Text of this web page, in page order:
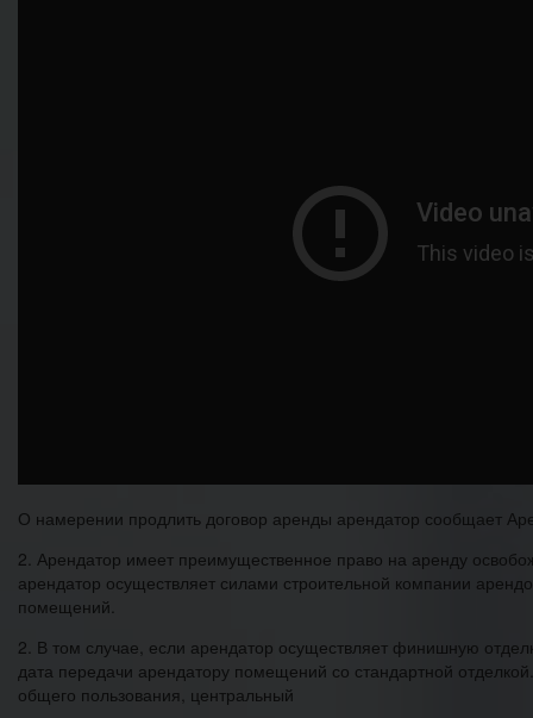
О намерении продлить договор аренды арендатор сообщает
2. Арендатор имеет преимущественное право на аренду
арендатор осуществляет силами строительной компании
помещений.
2. В том случае, если арендатор осуществляет финишную
дата передачи арендатору помещений со стандартной
общего пользования, центральный